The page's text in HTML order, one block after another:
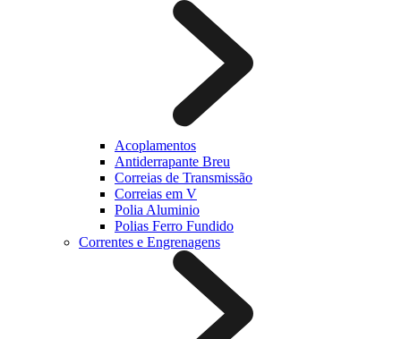
Acoplamentos
Antiderrapante Breu
Correias de Transmissão
Correias em V
Polia Aluminio
Polias Ferro Fundido
Correntes e Engrenagens